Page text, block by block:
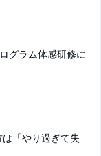
グラム体感研修に
「やり過ぎて失